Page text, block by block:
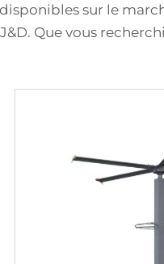
sur le
Que vous